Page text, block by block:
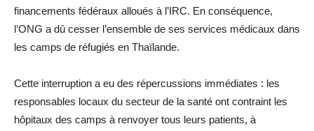
financements fédéraux alloués à l’IRC. En conséquence,
l’ONG a dû cesser l’ensemble de ses services médicaux dans
les camps de réfugiés en Thaïlande.
Cette interruption a eu des répercussions immédiates : les
responsables locaux du secteur de la santé ont contraint les
hôpitaux des camps à renvoyer tous leurs patients, à